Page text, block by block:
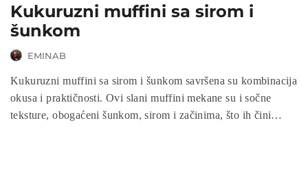
Kukuruzni muffini sa sirom i
šunkom
EMINAB
Kukuruzni muffini sa sirom i šunkom savršena su kombinacija
okusa i praktičnosti. Ovi slani muffini mekane su i sočne
teksture, obogaćeni šunkom, sirom i začinima, što ih čini